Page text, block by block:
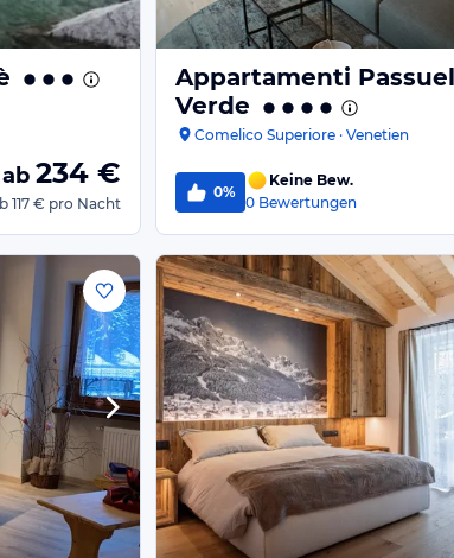
ab 234 €
117 € pro Nacht
Appartamenti
Verde
Comelico Superiore · Venetien
0%
Keine Bew.
0 Bewertungen